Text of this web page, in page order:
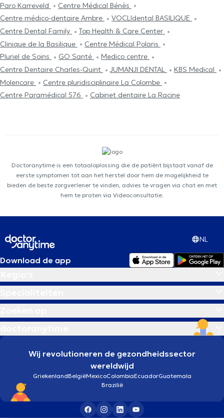
Paro Karreveld
Centre Médical Bénès
Centre médico-dentaire Ambre
VOCLIdental BASILIQUE
Centre Dental Family
Top Health & Care Center
Clinique de la Basilique
Centre Médical Polaris
Pluriel de Soins
GO Santé
Medico centre
Centre Dentaire Charles-Quint
JUMANJI DENTAL
KBS Medical
Molencare
Centre pluridisciplinaire La Colombe
Centre Paramédical 576
Cabinet dentaire La Racine
Doctoranytime is een totaaloplossing die de patiënt bijstaat vanaf de
eerste symptomen tot aan het herstel door hem de mogelijkheid te
bieden de beste zorgverlener te vinden, advies te vragen via chat en met
hem te praten via Videoconsultatie.
NL
Download de app
Wij revolutioneren de gezondheidssector
wereldwijd
GriekenlandBelgiëMexicoColombiaEcuadorGuatemala
Brazilië